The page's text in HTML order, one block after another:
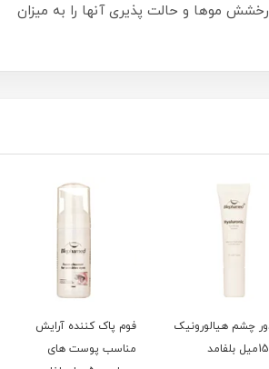
موها و حالت پذیری آنها را به میزان
چشم هیالورونیک
فوم پاک کننده آرایش
مناسب پوست های